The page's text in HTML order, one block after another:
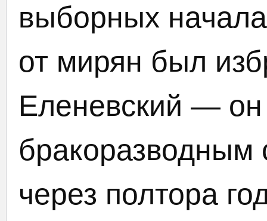
выборных
от мирян был
Еленевский — он
бракоразводным
через полтора